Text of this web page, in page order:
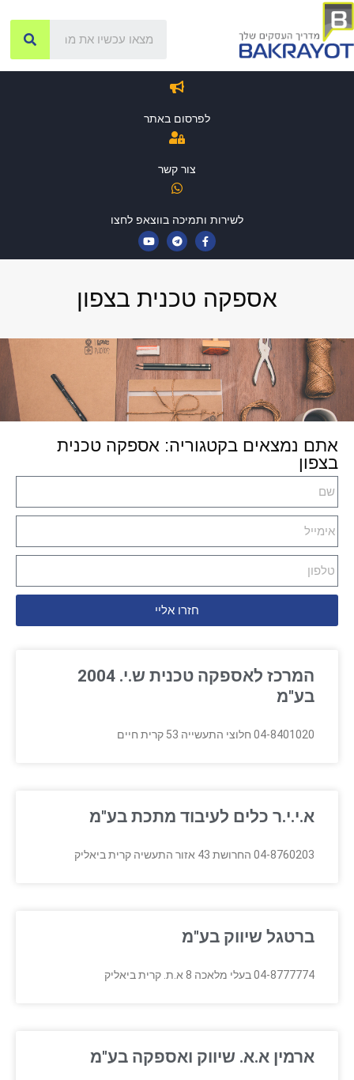
לפרסום באתר
צור קשר
לשירות ותמיכה בווצאפ לחצו
אספקה טכנית בצפון
אתם נמצאים בקטגוריה: אספקה טכנית
בצפון
חזרו אליי
המרכז לאספקה טכנית ש.י. 2004
בע"מ
04-8401020 חלוצי התעשייה 53 קרית חיים
א.י.י.ר כלים לעיבוד מתכת בע"מ
04-8760203 החרושת 43 אזור התעשיה קרית ביאליק
ברטגל שיווק בע"מ
04-8777774 בעלי מלאכה 8 א.ת. קרית ביאליק
ארמין א.א. שיווק ואספקה בע"מ